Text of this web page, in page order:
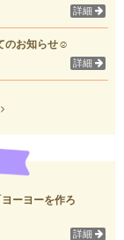
詳細
のお知らせ☺
詳細
ーヨーを作ろ
詳細